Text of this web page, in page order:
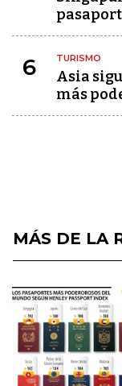
6 TURISMO
Asia
más
MÁS DE LA